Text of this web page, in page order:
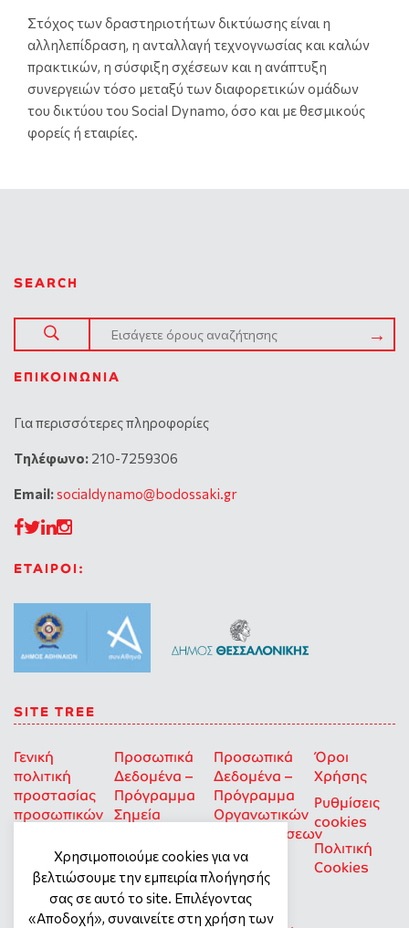
Στόχος των δραστηριοτήτων δικτύωσης είναι η
αλληλεπίδραση, η ανταλλαγή τεχνογνωσίας και καλών
πρακτικών, η σύσφιξη σχέσεων και η ανάπτυξη
συνεργειών τόσο μεταξύ των διαφορετικών ομάδων
του δικτύου του Social Dynamo, όσο και με θεσμικούς
φορείς ή εταιρίες.
SEARCH
ΕΠΙΚΟΙΝΩΝΊΑ
Για περισσότερες πληροφορίες
Tηλέφωνο: 210-7259306
Email:socialdynamo@bodossaki.gr
ΕΤΑΙΡΟΙ:
SITE TREE
Γενική
πολιτική
προστασίας
προσωπικών
Προσωπικά
Δεδομένα –
Πρόγραμμα
Σημεία
Προσωπικά
Δεδομένα –
Πρόγραμμα
Οργανωτικών
Επιχορηγήσεων
για Οκοιπ
που δρουν
για την
Ισότητα
Όροι
Χρήσης
Ρυθμίσεις
cookies
Πολιτική
Cookies
Χρησιμοποιούμε cookies για να
βελτιώσουμε την εμπειρία πλοήγησής
σας σε αυτό το site. Επιλέγοντας
«Αποδοχή», συναινείτε στη χρήση των